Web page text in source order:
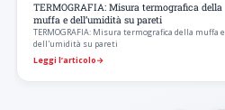
TERMOGRAFIA: Misura termografica della
muffa e dell’umidità su pareti
TERMOGRAFIA: Misura termografica della muffa e
dell'umidità su pareti
Leggi l’articolo→